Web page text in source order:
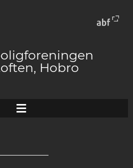
Hobro